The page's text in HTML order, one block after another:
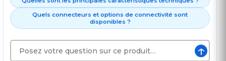
Quels connecteurs et options de connectivité sont
disponibles ?
↑